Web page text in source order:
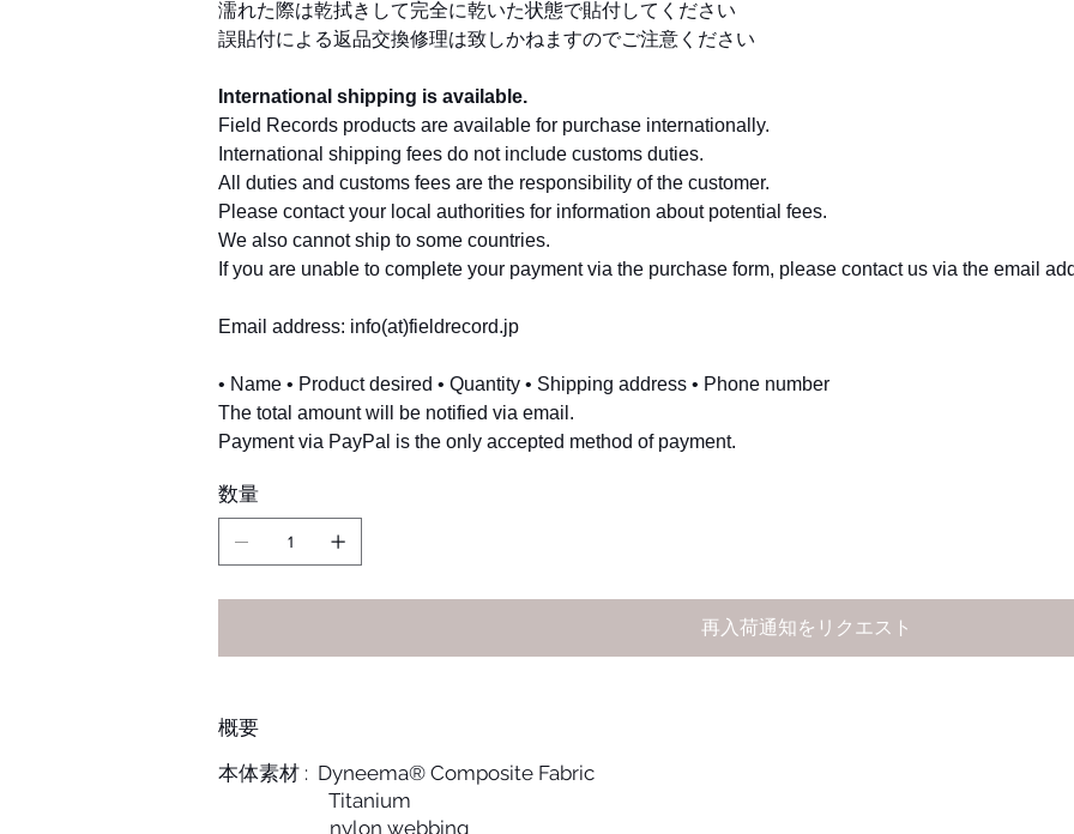
濡れた際は乾拭きして完全に乾いた状態で貼付してください
誤貼付による返品交換修理は致しかねますのでご注意ください
International shipping is available.
Field Records products are available for purchase internationally.
International shipping fees do not include customs duties.
All duties and customs fees are the responsibility of the customer.
Please contact your local authorities for information about potential fees.
We also cannot ship to some countries.
If you are unable to complete your payment via the purchase form, please contact us via the email
Email address: info(at)fieldrecord.jp
• Name • Product desired • Quantity • Shipping address • Phone number
The total amount will be notified via email.
Payment via PayPal is the only accepted method of payment.
数量
再入荷通知をリクエスト
概要
本体素材 : Dyneema® Composite Fabric
Titanium
nylon webbing